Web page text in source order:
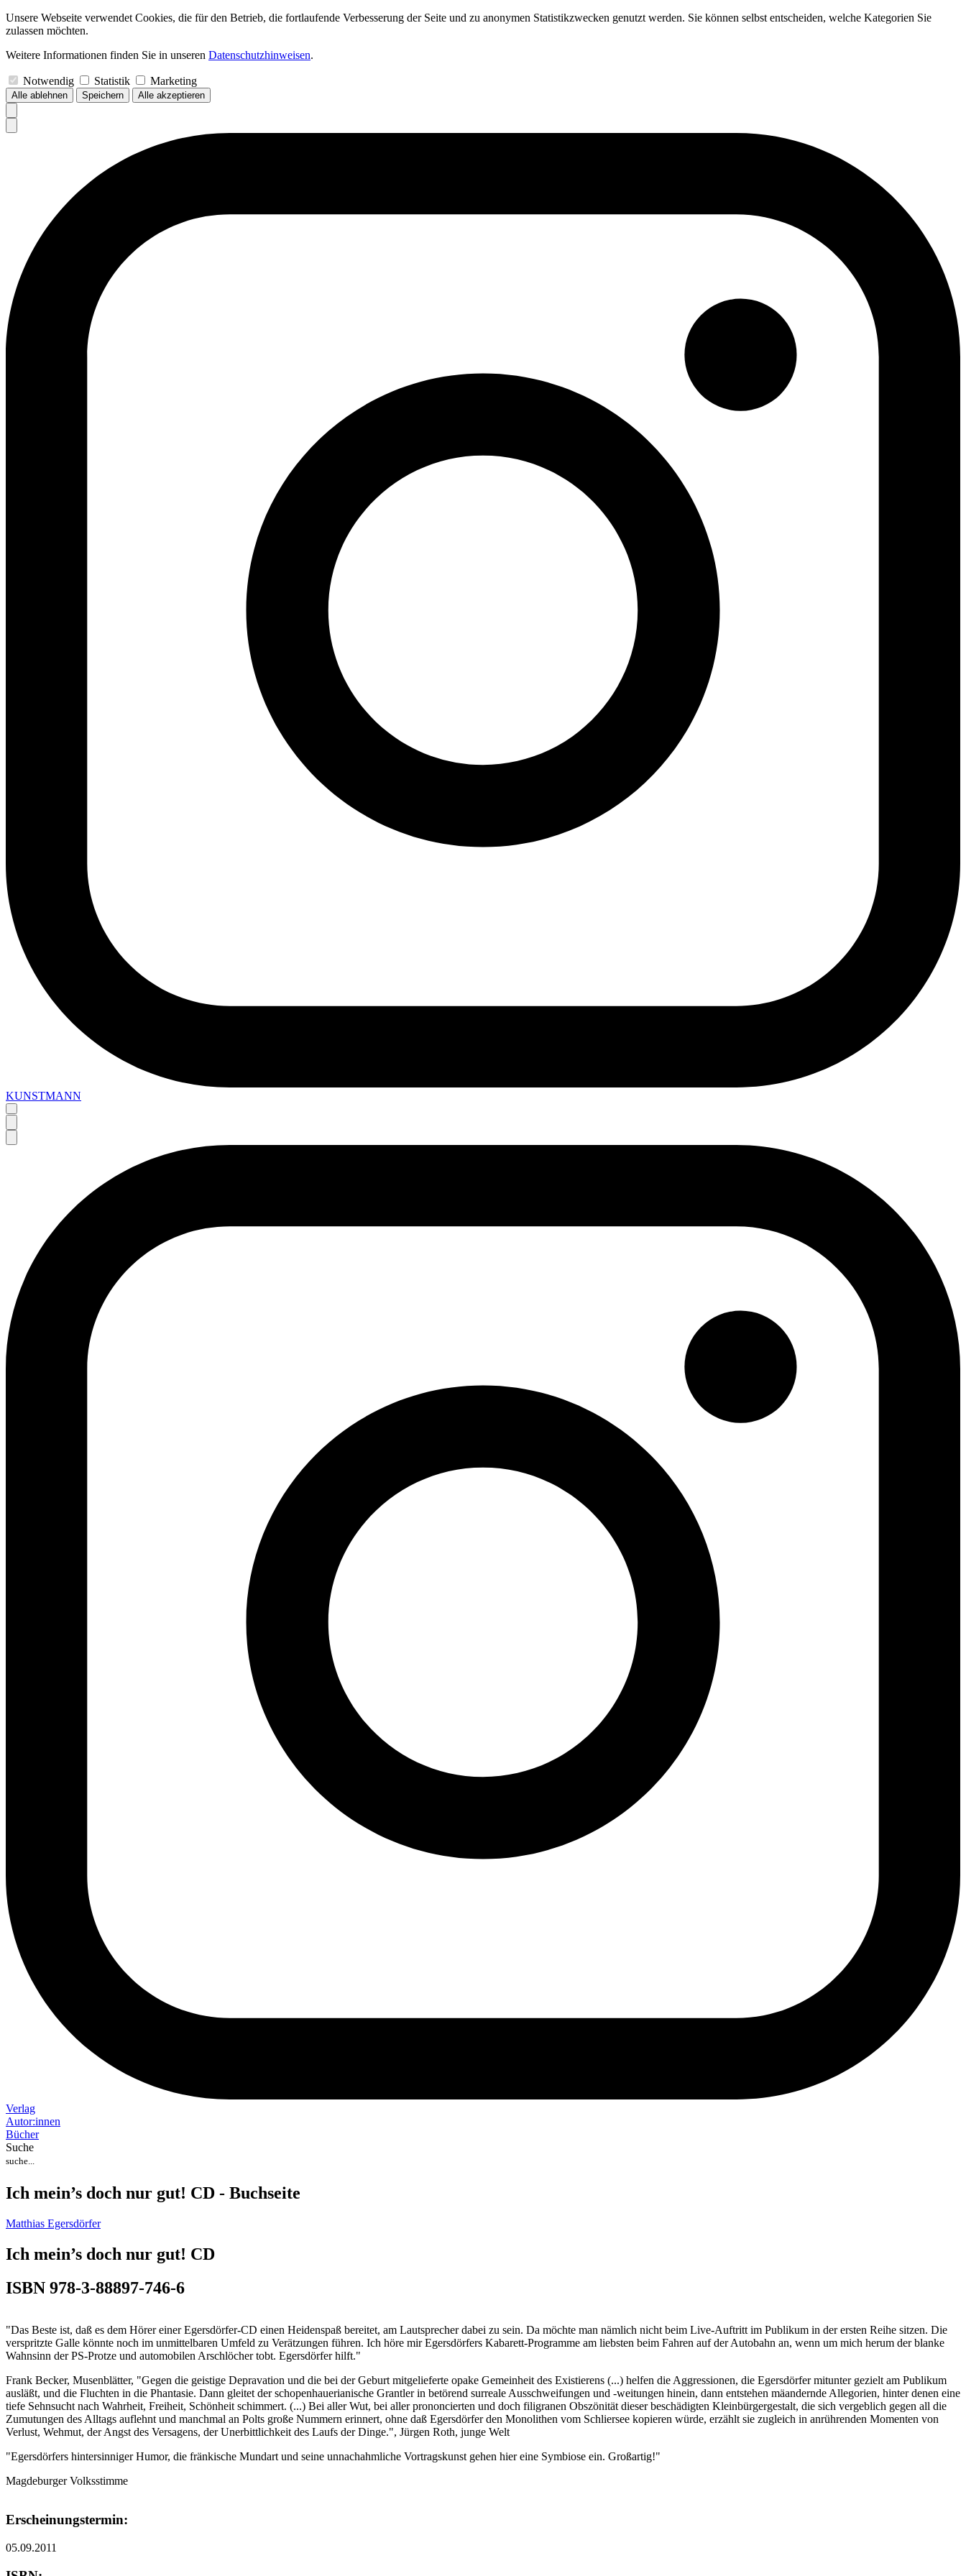
Unsere Webseite verwendet Cookies, die für den Betrieb, die fortlaufende Verbesserung der Seite und zu anonymen Statistikzwecken genutzt werden. Sie können selbst entscheiden, welche Kategorien Sie
zulassen möchten.
Weitere Informationen finden Sie in unseren Datenschutzhinweisen.
Notwendig Statistik Marketing
Alle ablehnen Speichern Alle akzeptieren
KUNSTMANN
Verlag
Autor:innen
Bücher
Suche
Ich mein’s doch nur gut! CD - Buchseite
Matthias Egersdörfer
Ich mein’s doch nur gut! CD
ISBN 978-3-88897-746-6
"Das Beste ist, daß es dem Hörer einer Egersdörfer-CD einen Heidenspaß bereitet, am Lautsprecher dabei zu sein. Da möchte man nämlich nicht beim Live-Auftritt im Publikum in der ersten Reihe sitzen. Die
verspritzte Galle könnte noch im unmittelbaren Umfeld zu Verätzungen führen. Ich höre mir Egersdörfers Kabarett-Programme am liebsten beim Fahren auf der Autobahn an, wenn um mich herum der blanke
Wahnsinn der PS-Protze und automobilen Arschlöcher tobt. Egersdörfer hilft."
Frank Becker, Musenblätter, "Gegen die geistige Depravation und die bei der Geburt mitgelieferte opake Gemeinheit des Existierens (...) helfen die Aggressionen, die Egersdörfer mitunter gezielt am Publikum
ausläßt, und die Fluchten in die Phantasie. Dann gleitet der schopenhauerianische Grantler in betörend surreale Ausschweifungen und -weitungen hinein, dann entstehen mäandernde Allegorien, hinter denen eine
tiefe Sehnsucht nach Wahrheit, Freiheit, Schönheit schimmert. (...) Bei aller Wut, bei aller prononcierten und doch filigranen Obszönität dieser beschädigten Kleinbürgergestalt, die sich vergeblich gegen all die
Zumutungen des Alltags auflehnt und manchmal an Polts große Nummern erinnert, ohne daß Egersdörfer den Monolithen vom Schliersee kopieren würde, erzählt sie zugleich in anrührenden Momenten von
Verlust, Wehmut, der Angst des Versagens, der Unerbittlichkeit des Laufs der Dinge.", Jürgen Roth, junge Welt
"Egersdörfers hintersinniger Humor, die fränkische Mundart und seine unnachahmliche Vortragskunst gehen hier eine Symbiose ein. Großartig!"
Magdeburger Volksstimme
Erscheinungstermin:
05.09.2011